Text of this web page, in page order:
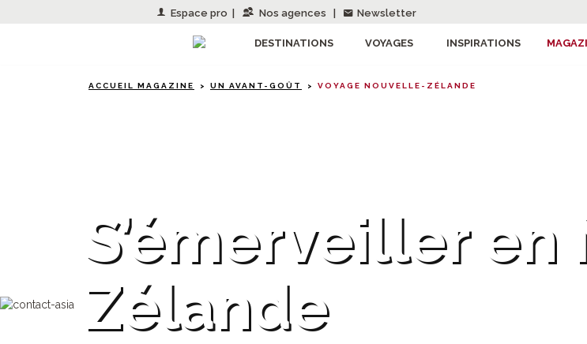
Espace pro Nos agences Newsletter
DESTINATIONS VOYAGES INSPIRATIONS
ACCUEIL MAGAZINE UN AVANT-GOÛT VOYAGE NOUVELLE-ZÉLANDE
S’émerveiller
Zélande